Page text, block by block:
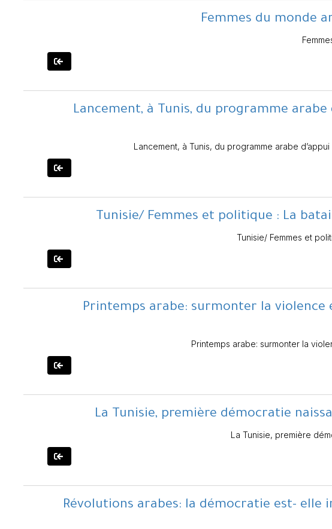
Femmes du monde
Lancement, à Tunis, du programme
Lancement, à Tunis, du programme arabe
Tunisie/ Femmes et politique : La
Tunisie/ Femmes et
Printemps arabe: surmonter la violence
Printemps arabe: surmonter la
La Tunisie, première démocratie
La Tunisie, première
Révolutions arabes: la démocratie est- elle